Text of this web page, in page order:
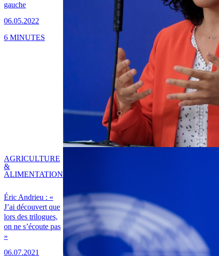
gauche
06.05.2022
6 MINUTES
Éric Andrieu : «
J’ai découvert que
lors des trilogues,
on ne s’écoute pas
»
06.07.2021
AGRICULTURE
&
ALIMENTATION